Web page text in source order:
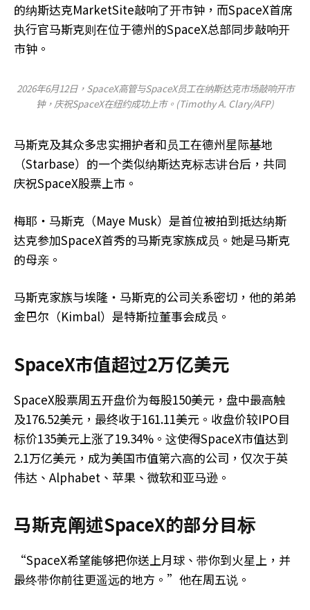
的纳斯达克MarketSite敲响了开市钟，而SpaceX首席
执行官马斯克则在位于德州的SpaceX总部同步敲响开
市钟。
2026年6月12日，SpaceX高管与SpaceX员工在纳斯达克市场敲响开市
钟，庆祝SpaceX在纽约成功上市。 (Timothy A. Clary/AFP)
马斯克及其众多忠实拥护者和员工在德州星际基地
（Starbase）的一个类似纳斯达克标志讲台后，共同
庆祝SpaceX股票上市。
梅耶‧马斯克（Maye Musk）是首位被拍到抵达纳斯
达克参加SpaceX首秀的马斯克家族成员。她是马斯克
的母亲。
马斯克家族与埃隆‧马斯克的公司关系密切，他的弟弟
金巴尔（Kimbal）是特斯拉董事会成员。
SpaceX市值超过2万亿美元
SpaceX股票周五开盘价为每股150美元，盘中最高触
及176.52美元，最终收于161.11美元。收盘价较IPO目
标价135美元上涨了19.34%。 这使得SpaceX市值达到
2.1万亿美元，成为美国市值第六高的公司，仅次于英
伟达、Alphabet、苹果、微软和亚马逊。
马斯克阐述SpaceX的部分目标
“SpaceX希望能够把你送上月球、带你到火星上，并
最终带你前往更遥远的地方。”他在周五说。